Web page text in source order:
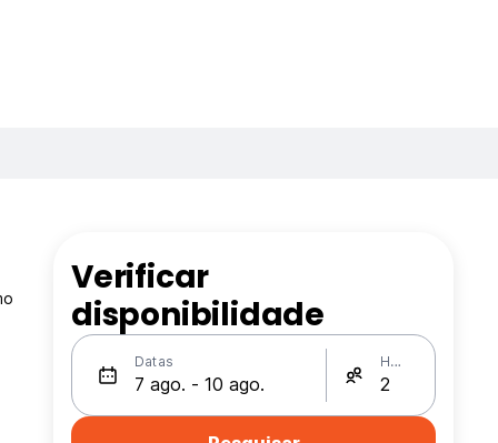
Verificar
disponibilidade
Datas Hóspedes